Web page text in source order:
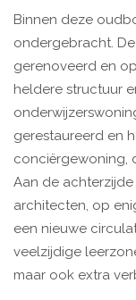
Binnen deze
ondergebracht.
gerenoveerd en
heldere structuur
gerestaureerd en
conciërgewoning,
Aan de
architecten, op
een nieuwe
veelzijdige
maar ook extra